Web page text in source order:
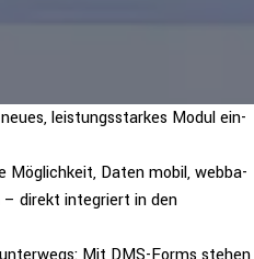
leis­tungs­star­kes Modul ein­
Mög­lich­keit, Daten mobil, web­ba­
direkt inte­griert in den